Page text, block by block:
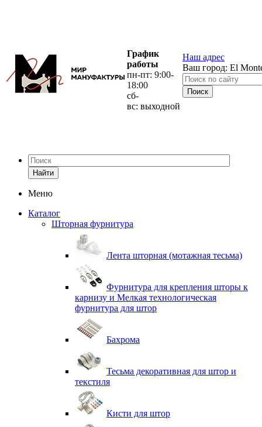
График
работы
пн-пт: 9:00-
18:00
сб-
вс: выходной
Наш адрес
Ваш город: El
Найти
Меню
Каталог
Шторная фурнитура
Лента шторная (мотажная тесьма)
Фурнитура для крепления шторы к
карнизу и Мелкая технологическая
фурнитура для штор
Бахрома
Тесьма декоративная для штор и
текстиля
Кисти для штор